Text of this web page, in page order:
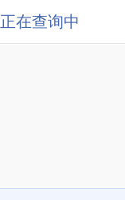
正在查询中